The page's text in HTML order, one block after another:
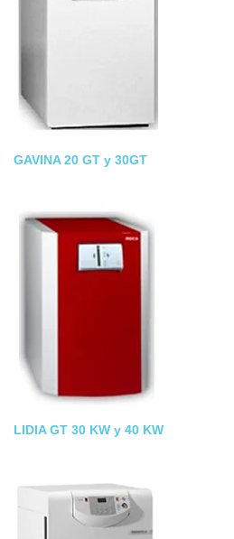
GAVINA 20 GT y 30GT
LIDIA GT 30 KW y 40 KW